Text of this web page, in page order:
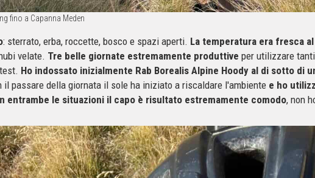
fino a Capanna Meden
: sterrato, erba, roccette, bosco e spazi aperti. La temperatura era fresca
velate. Tre belle giornate estremamente produttive per utilizzare
Ho indossato inizialmente Rab Borealis Alpine Hoody al di sotto di
il passare della giornata il sole ha iniziato a riscaldare l'ambiente e ho
entrambe le situazioni il capo è risultato estremamente comodo, non